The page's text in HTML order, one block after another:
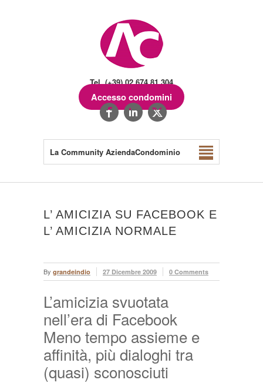
Tel. (+39) 02.674.81.304
Accesso condomini
La Community AziendaCondominio
L’ AMICIZIA SU FACEBOOK E
L’ AMICIZIA NORMALE
By grandeindio 27 Dicembre 2009 0 Comments
L’amicizia svuotata
nell’era di Facebook
Meno tempo assieme e
affinità, più dialoghi tra
(quasi) sconosciuti